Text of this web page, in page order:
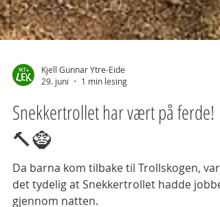
Kjell Gunnar Ytre-Eide
29. juni
1 min lesing
Snekkertrollet har vært på ferde!